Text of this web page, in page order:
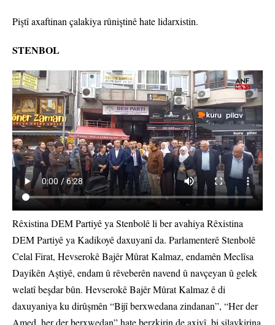
Piştî axaftinan çalakiya rûniştinê hate lidarxistin.
STENBOL
Rêxistina DEM Partiyê ya Stenbolê li ber avahiya Rêxistina
DEM Partiyê ya Kadikoyê daxuyanî da. Parlamenterê Stenbolê
Celal Firat, Hevserokê Bajêr Mûrat Kalmaz, endamên Meclîsa
Dayikên Aştiyê, endam û rêveberên navend û navçeyan û gelek
welatî beşdar bûn. Hevserokê Bajêr Mûrat Kalmaz ê di
daxuyaniya ku dirûşmên “Bijî berxwedana zindanan”, “Her der